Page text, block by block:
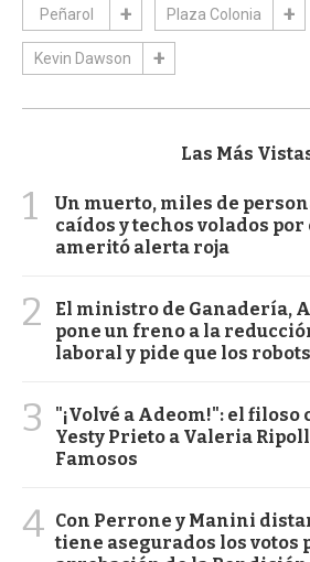
Peñarol Plaza Colonia
Kevin Dawson
Las Más
1
Un muerto, miles de
caídos y techos volados
ameritó alerta roja
2
El ministro de Ganadería,
pone un freno a la
laboral y pide que los
3
"¡Volvé a Adeom!": el
Yesty Prieto a Valeria
Famosos
4 Con Perrone y Manini
tiene asegurados los votos